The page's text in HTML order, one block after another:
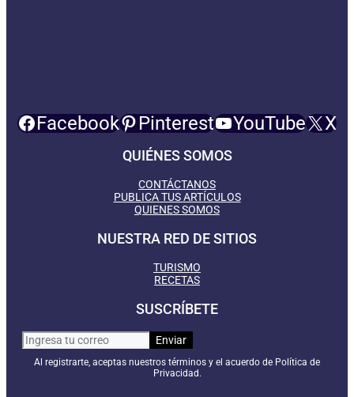
Facebook Pinterest YouTube X
QUIÉNES SOMOS
CONTÁCTANOS
PUBLICA TUS ARTÍCULOS
QUIENES SOMOS
NUESTRA RED DE SITIOS
TURISMO
RECETAS
SUSCRÍBETE
Al registrarte, aceptas nuestros términos y el acuerdo de Política de
Privacidad.